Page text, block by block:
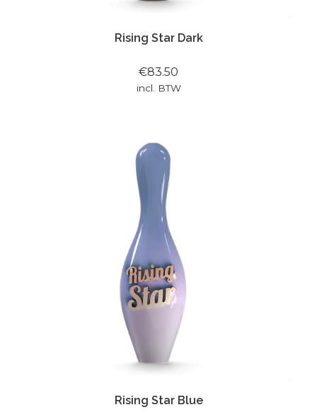
Rising Star Dark
€83.50
incl. BTW
Rising Star Blue